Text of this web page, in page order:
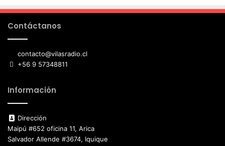
Contáctanos
contacto@vilasradio.cl
+56 9 57348811
Información
Dirección
Maipú #652 oficina 11, Arica
Salvador Allende #3674, Iquique